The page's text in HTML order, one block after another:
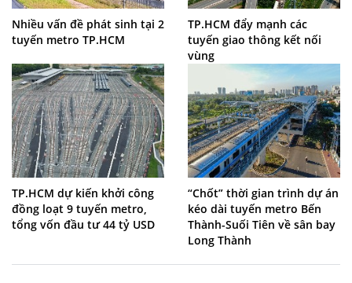
Nhiều vấn đề phát sinh tại 2
tuyến metro TP.HCM
TP.HCM đẩy mạnh các
tuyến giao thông kết nối
vùng
TP.HCM dự kiến khởi công
đồng loạt 9 tuyến metro,
tổng vốn đầu tư 44 tỷ USD
“Chốt” thời gian trình dự án
kéo dài tuyến metro Bến
Thành-Suối Tiên về sân bay
Long Thành